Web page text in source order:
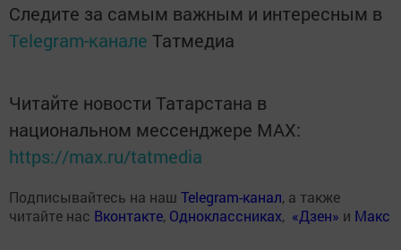
Следите за самым важным и интересным в
Telegram-канале Татмедиа
Читайте новости Татарстана в
национальном мессенджере MАХ:
https://max.ru/tatmedia
Подписывайтесь на наш Telegram-канал, а также
читайте нас Вконтакте, Одноклассниках, «Дзен» и Макс